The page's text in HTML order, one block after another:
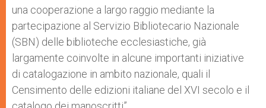
una cooperazione a largo raggio mediante la
partecipazione al Servizio Bibliotecario Nazionale
(SBN) delle biblioteche ecclesiastiche, già
largamente coinvolte in alcune importanti iniziative
di catalogazione in ambito nazionale, quali il
Censimento delle edizioni italiane del XVI secolo e il